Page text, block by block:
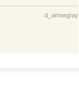
d_arrowgray